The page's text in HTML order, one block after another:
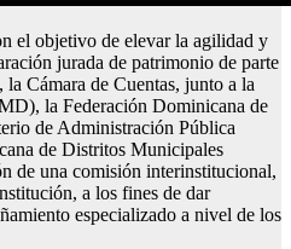
objetivo de elevar la agilidad y
jurada de patrimonio de parte
Cámara de Cuentas, junto a la
la Federación Dominicana de
de Administración Pública
de Distritos Municipales
de una comisión interinstitucional,
a los fines de dar
especializado a nivel de los